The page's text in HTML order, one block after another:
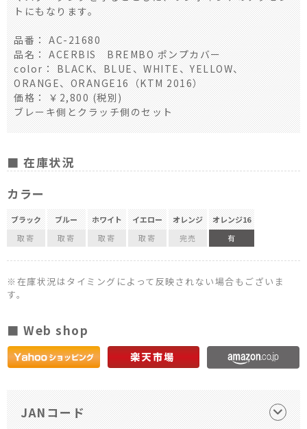
トにもなります。
品番： AC-21680
品名： ACERBIS BREMBO ポンプカバー
color： BLACK、BLUE、WHITE、YELLOW、
ORANGE、ORANGE16（KTM 2016）
価格： ￥2,800 (税別)
ブレーキ側とクラッチ側のセット
■ 在庫状況
カラー
ブラック
取寄
ブルー
取寄
ホワイト
取寄
イエロー
取寄
オレンジ
完売
オレンジ16
有
※在庫状況はタイミングによって反映されない場合もございま
す。
■ Web shop
JANコード